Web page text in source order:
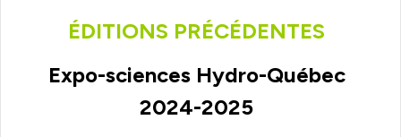
ÉDITIONS PRÉCÉDENTES
Expo-sciences Hydro-Québec
2024-2025